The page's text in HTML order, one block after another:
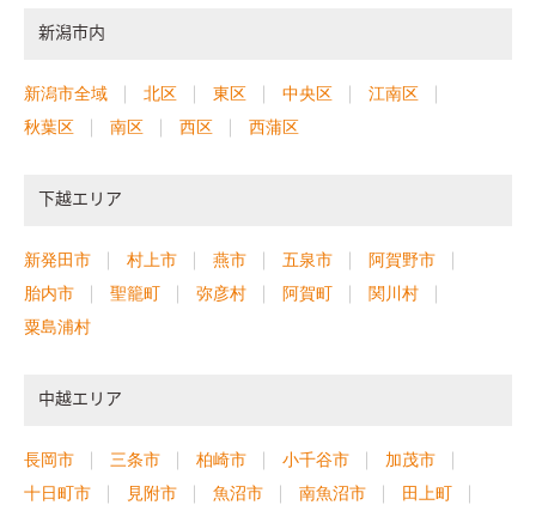
新潟市内
新潟市全域 北区 東区 中央区
江南区
秋葉区
南区 西区 西蒲区
下越エリア
新発田市 村上市 燕市 五泉市
阿賀野市
胎内市
聖籠町 弥彦村 阿賀町
関川村
粟島浦村
中越エリア
長岡市 三条市 柏崎市 小千谷市
加茂市
十日町市
見附市 魚沼市 南魚沼市
田上町